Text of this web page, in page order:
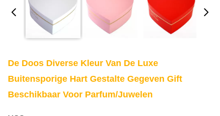
De Doos Diverse Kleur Van De Luxe
Buitensporige Hart Gestalte Gegeven Gift
Beschikbaar Voor Parfum/Juwelen